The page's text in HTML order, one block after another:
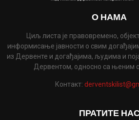
О НАМА
Циљ листа је правовремено,
информисање јавности о свим
из Дервенте и догађајима, људима и
Дервентом, односно са њеним
Контакт:
ПРАТИТЕ